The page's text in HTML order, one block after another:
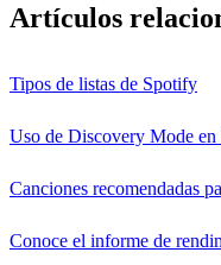
Artículos
Tipos de listas de Spotify
Uso de Discovery Mode
Canciones recomendadas
Conoce el informe de